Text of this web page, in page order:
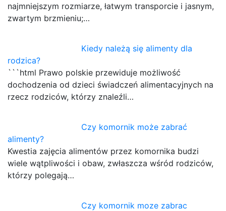
najmniejszym rozmiarze, łatwym transporcie i jasnym,
zwartym brzmieniu;…
Kiedy należą się alimenty dla
rodzica?
```html Prawo polskie przewiduje możliwość
dochodzenia od dzieci świadczeń alimentacyjnych na
rzecz rodziców, którzy znaleźli…
Czy komornik może zabrać
alimenty?
Kwestia zajęcia alimentów przez komornika budzi
wiele wątpliwości i obaw, zwłaszcza wśród rodziców,
którzy polegają…
Czy komornik moze zabrac